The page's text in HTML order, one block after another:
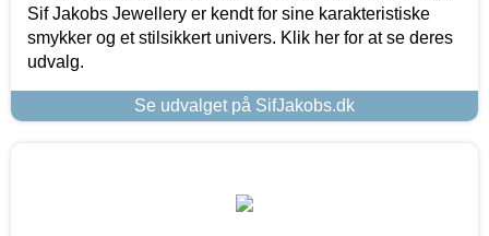
Sif Jakobs Jewellery er kendt for sine karakteristiske
smykker og et stilsikkert univers. Klik her for at se deres
udvalg.
Se udvalget på SifJakobs.dk